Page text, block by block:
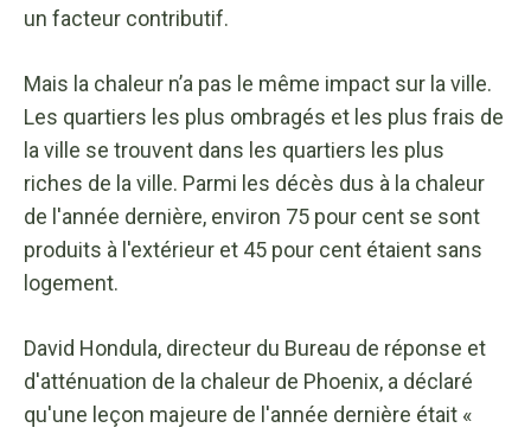
un facteur contributif.
Mais la chaleur n’a pas le même impact sur la ville.
Les quartiers les plus ombragés et les plus frais de
la ville se trouvent dans les quartiers les plus
riches de la ville. Parmi les décès dus à la chaleur
de l'année dernière, environ 75 pour cent se sont
produits à l'extérieur et 45 pour cent étaient sans
logement.
David Hondula, directeur du Bureau de réponse et
d'atténuation de la chaleur de Phoenix, a déclaré
qu'une leçon majeure de l'année dernière était «